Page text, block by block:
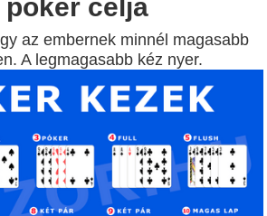
póker célja
az embernek minnél magasabb
A legmagasabb kéz nyer.